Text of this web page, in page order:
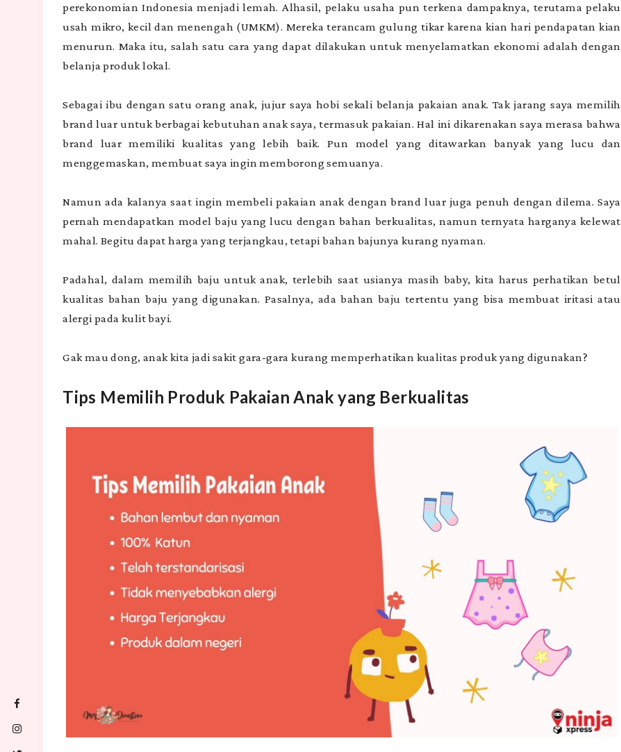
perekonomian Indonesia menjadi lemah. Alhasil, pelaku usaha pun terkena dampaknya, terutama pelaku
usah mikro, kecil dan menengah (UMKM). Mereka terancam gulung tikar karena kian hari pendapatan kian
menurun. Maka itu, salah satu cara yang dapat dilakukan untuk menyelamatkan ekonomi adalah dengan
belanja produk lokal.
Sebagai ibu dengan satu orang anak, jujur saya hobi sekali belanja pakaian anak. Tak jarang saya memilih
brand luar untuk berbagai kebutuhan anak saya, termasuk pakaian. Hal ini dikarenakan saya merasa bahwa
brand luar memiliki kualitas yang lebih baik. Pun model yang ditawarkan banyak yang lucu dan
menggemaskan, membuat saya ingin memborong semuanya.
Namun ada kalanya saat ingin membeli pakaian anak dengan brand luar juga penuh dengan dilema. Saya
pernah mendapatkan model baju yang lucu dengan bahan berkualitas, namun ternyata harganya kelewat
mahal. Begitu dapat harga yang terjangkau, tetapi bahan bajunya kurang nyaman.
Padahal, dalam memilih baju untuk anak, terlebih saat usianya masih baby, kita harus perhatikan betul
kualitas bahan baju yang digunakan. Pasalnya, ada bahan baju tertentu yang bisa membuat iritasi atau
alergi pada kulit bayi.
Gak mau dong, anak kita jadi sakit gara-gara kurang memperhatikan kualitas produk yang digunakan?
Tips Memilih Produk Pakaian Anak yang Berkualitas